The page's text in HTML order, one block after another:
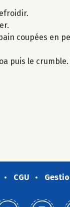
coupées en
puis le
CGU